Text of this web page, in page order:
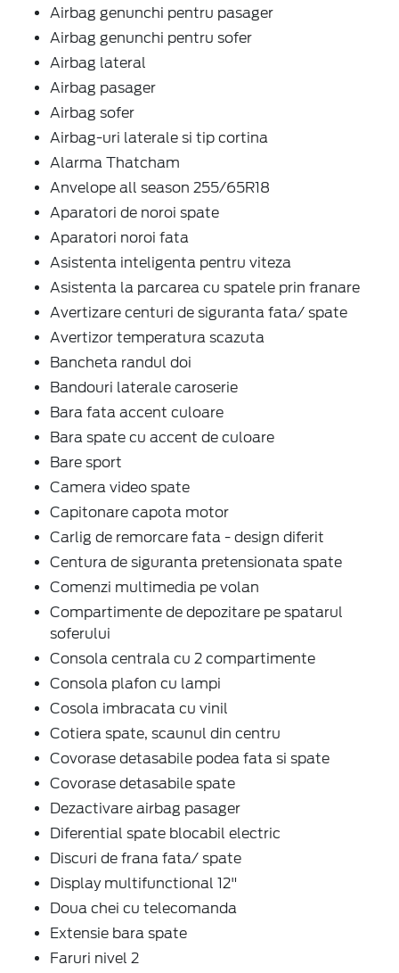
Airbag genunchi pentru pasager
Airbag genunchi pentru sofer
Airbag lateral
Airbag pasager
Airbag sofer
Airbag-uri laterale si tip cortina
Alarma Thatcham
Anvelope all season 255/65R18
Aparatori de noroi spate
Aparatori noroi fata
Asistenta inteligenta pentru viteza
Asistenta la parcarea cu spatele prin franare
Avertizare centuri de siguranta fata/ spate
Avertizor temperatura scazuta
Bancheta randul doi
Bandouri laterale caroserie
Bara fata accent culoare
Bara spate cu accent de culoare
Bare sport
Camera video spate
Capitonare capota motor
Carlig de remorcare fata - design diferit
Centura de siguranta pretensionata spate
Comenzi multimedia pe volan
Compartimente de depozitare pe spatarul
soferului
Consola centrala cu 2 compartimente
Consola plafon cu lampi
Cosola imbracata cu vinil
Cotiera spate, scaunul din centru
Covorase detasabile podea fata si spate
Covorase detasabile spate
Dezactivare airbag pasager
Diferential spate blocabil electric
Discuri de frana fata/ spate
Display multifunctional 12"
Doua chei cu telecomanda
Extensie bara spate
Faruri nivel 2